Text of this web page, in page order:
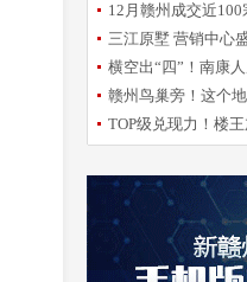
12月赣州成交近
横空出“四”！南康
赣州鸟巢旁！这个